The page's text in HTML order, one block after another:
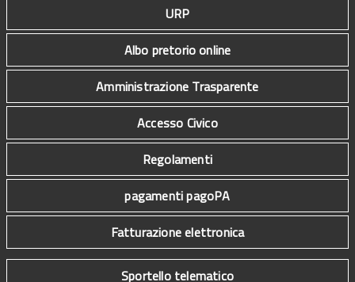
URP
Albo pretorio online
Amministrazione Trasparente
Accesso Civico
Regolamenti
pagamenti pagoPA
Fatturazione elettronica
Sportello telematico